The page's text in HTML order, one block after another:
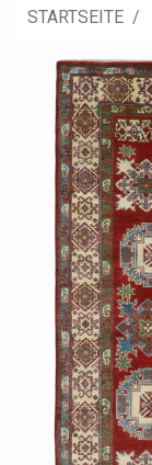
STARTSEITE